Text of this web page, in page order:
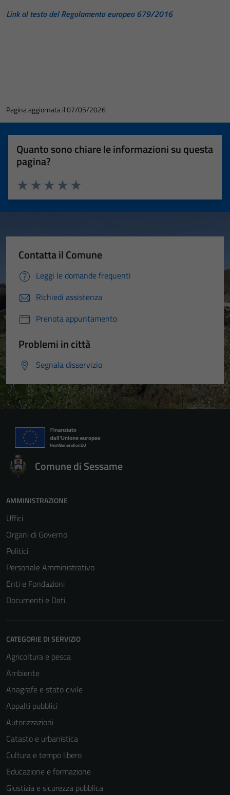
Link al testo del Regolamento europeo 679/2016
Pagina aggiornata il 07/05/2026
Quanto sono chiare le informazioni su questa
pagina?
Valuta 5 stelle su 5
Valuta 4 stelle su 5
Valuta 3 stelle su 5
Valuta 2 stelle su 5
Valuta 1 stelle su 5
Contatta il Comune
Leggi le domande frequenti
Richiedi assistenza
Prenota appuntamento
Problemi in città
Segnala disservizio
Comune di Sessame
AMMINISTRAZIONE
Uffici
Organi di Governo
Politici
Personale Amministrativo
Enti e Fondazioni
Documenti e Dati
CATEGORIE DI SERVIZIO
Agricoltura e pesca
Ambiente
Anagrafe e stato civile
Appalti pubblici
Autorizzazioni
Catasto e urbanistica
Cultura e tempo libero
Educazione e formazione
Giustizia e sicurezza pubblica